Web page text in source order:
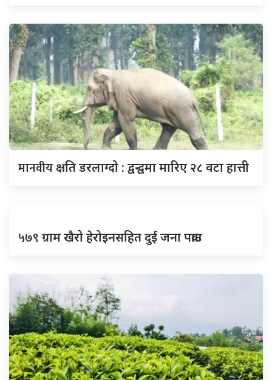
मानवीय क्षति डरलाग्दो : द्वन्द्वमा मारिए २८ वटा हात्ती
५७९ ग्राम खैरो हेरोइनसहित दुई जना पक्राउ